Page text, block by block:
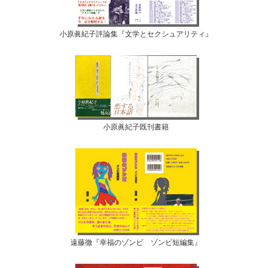
小原眞紀子評論集『文学とセクシュアリティ』
小原眞紀子既刊書籍
遠藤徹『幸福のゾンビ ゾンビ短編集』